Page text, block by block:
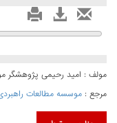
مولف : امید رحیمی پژوهشگر
مرجع : موسسه مطالعات